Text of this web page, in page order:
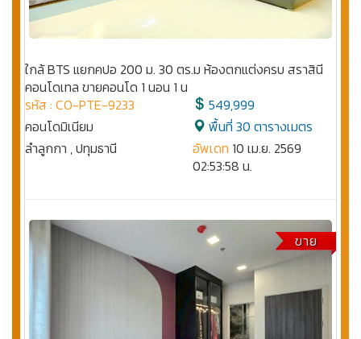
ใกล้ BTS แยกคปอ 200 ม. 30 ตร.ม ห้องตกแต่งครบ สราสินี
คอนโดเทล ขายคอนโด 1 นอน 1 น
รหัส : CO-PTE-9233
คอนโดมิเนียม
ลำลูกกา , ปทุมธานี
549,999
พื้นที่ 30 ตารางเมตร
อัพเดท 10 เม.ย. 2569
02:53:58 น.
ขาย